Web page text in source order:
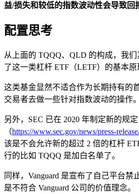
益/损失和较低的指数波动性会导致回
配置思考
从上面的 TQQQ、QLD 的构成，我
了这一类杠杆 ETF（LETF）的基本原
这类基金显然不适合作为长期持有的
交易者去做一些针对指数波动的操作。
另外，SEC 已在 2020 年制定新的规定
（https://www.sec.gov/news/press-
该是不会允许新的超过 2 倍的杠杆
行的比如 TQQQ 是加白名单了。
同样，Vanguard 是宣布了自己平台禁
是不符合 Vanguard 公司的价值理念。